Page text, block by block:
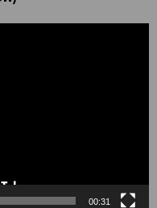
00:31